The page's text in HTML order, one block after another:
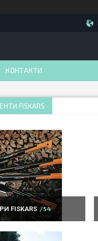
КОНТАКТИ
FISKARS
FISKARS 54